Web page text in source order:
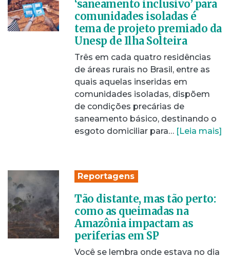
‘saneamento inclusivo’ para
comunidades isoladas é
tema de projeto premiado da
Unesp de Ilha Solteira
Três em cada quatro residências
de áreas rurais no Brasil, entre as
quais aquelas inseridas em
comunidades isoladas, dispõem
de condições precárias de
saneamento básico, destinando o
esgoto domiciliar para… [Leia mais]
Reportagens
Tão distante, mas tão perto:
como as queimadas na
Amazônia impactam as
periferias em SP
Você se lembra onde estava no dia